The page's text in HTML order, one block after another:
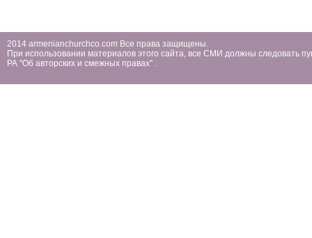
2014 armenianchurchco.com Все права защищены.
При использовании материалов этого сайта, все СМИ должны следовать
РА ''Об авторских и смежных правах'' .